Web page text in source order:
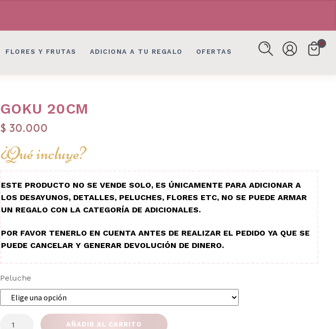
FLORES Y FRUTAS ADICIONA A TU REGALO OFERTAS
0
GOKU 20CM
$ 30.000
¿Qué incluye?
ESTE PRODUCTO NO SE VENDE SOLO, ES ÚNICAMENTE PARA ADICIONAR A
LOS DESAYUNOS, DETALLES, PELUCHES, FLORES ETC, NO SE PUEDE ARMAR
UN REGALO CON LA CATEGORÍA DE ADICIONALES.
POR FAVOR TENERLO EN CUENTA ANTES DE REALIZAR EL PEDIDO YA QUE SE
PUEDE CANCELAR Y GENERAR DEVOLUCIÓN DE DINERO.
Peluche
AÑADIR AL CARRITO